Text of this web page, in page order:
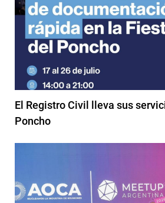
El Registro Civil lleva sus
Poncho